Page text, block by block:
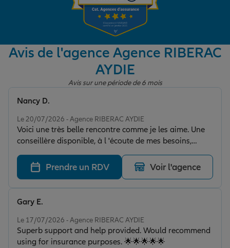
Garantie des accidents de la vie
Protection juridique
Retraite
Tous nos devis d'assurance
Avis de l'agence Agence RIBERAC
AYDIE
Avis sur une période de 6 mois
Le 20/07/2026 - Agence RIBERAC AYDIE
Voici une très belle rencontre comme je les aime. Une
conseillère disponible, à l 'écoute de mes besoins,
humaine et chaleureuse. Je recommande mille fois
cette agence auquelle je reste fidèle depuis plus de 20
ans.
Nancy D.
Prendre un RDV Voir l'agence
Le 17/07/2026 - Agence RIBERAC AYDIE
Superb support and help provided. Would recommend
using for insurance purposes. 🌟🌟🌟🌟🌟
Gary E.